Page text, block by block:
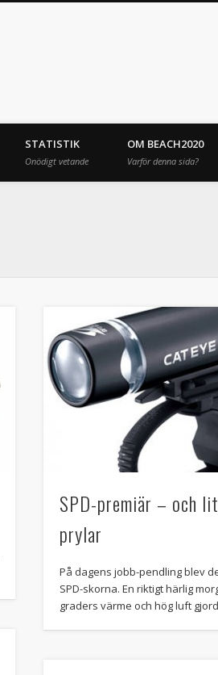
STATISTIK
Onödigt vetande
OM BEACH2020
Varför denna sida?
SPD-premiär – och
prylar
På dagens jobb-pendling blev
SPD-skorna. En riktigt härlig
graders värme och hög luft